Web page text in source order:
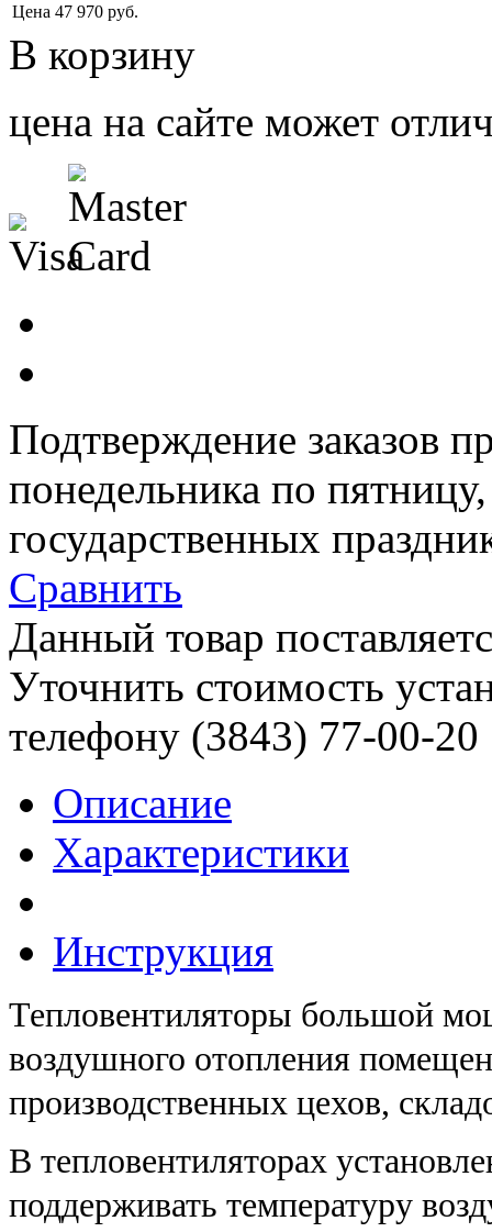
Цена 47 970 руб.
В корзину
цена на сайте может
Подтверждение заказов
понедельника по
государственных
Сравнить
Данный товар
Уточнить стоимость
телефону (3843) 77-00-20
Описание
Характеристики
Инструкция
Тепловентиляторы большой
воздушного отопления
производственных цехов,
В тепловентиляторах
поддерживать температуру